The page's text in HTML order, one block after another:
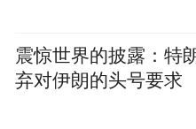
震惊世界的披露：特
弃对伊朗的头号要求